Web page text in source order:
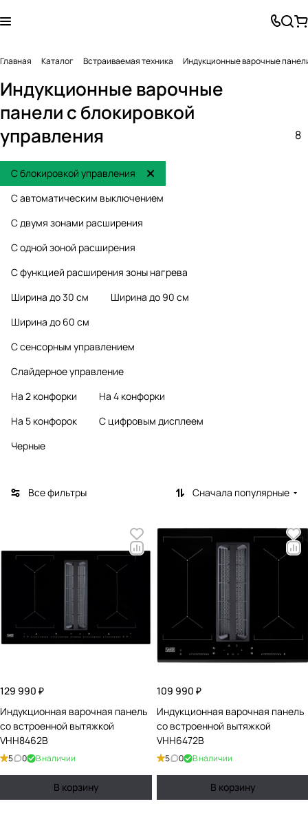
Главная Каталог Встраиваемая техника Индукционные варочные
Индукционные варочные
панели с блокировкой
управления
8
С автоматическим выключением
С двумя зонами расширения
С одной зоной расширения
С функцией расширения зоны нагрева
Ширина до 30 см
Ширина до 90 см
Ширина до 60 см
С сенсорным управлением
Слайдерное управление
На 2 конфорки
На 4 конфорки
На 5 конфорок
С цифровым дисплеем
С блокировкой управления
Черные
Все фильтры Сначала популярные
129 990 ₽
Индукционная варочная панель
со встроенной вытяжкой
VHH8462B
5 0 В наличии
В корзину
109 990 ₽
Индукционная варочная панель
со встроенной вытяжкой
VHH6472B
5 0 В наличии
В корзину